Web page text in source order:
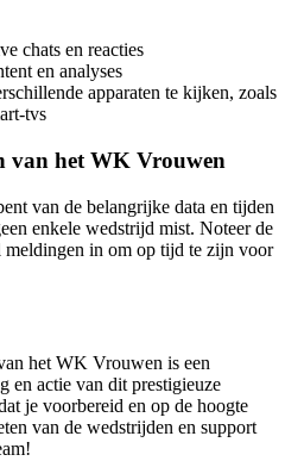
chats en reacties
en analyses
apparaten te kijken, zoals
tvs
van het WK Vrouwen
van de belangrijke data en tijden
enkele wedstrijd mist. Noteer de
meldingen in om op tijd te zijn voor
het WK Vrouwen is een
en actie van dit prestigieuze
je voorbereid en op de hoogte
van de wedstrijden en support